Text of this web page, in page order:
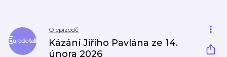
O epizodě
Kázání Jiřího Pavlána ze 14.
února 2026